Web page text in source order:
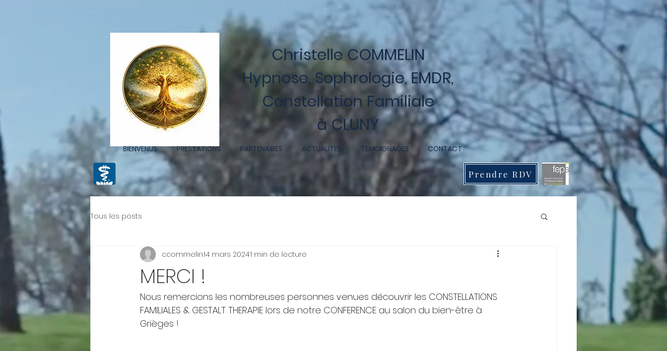
Christelle COMMELIN
Hypnose,Sophrologie,EMDR,
Constellation Familiale
à CLUNY
BIENVENUS PRESTATIONS PARTENAIRES ACTUALITES TEMOIGNAGES CONTACT
Prendre RDV
Tous les posts
MERCI !
ccommelin14 mars 20241 min de lecture
Nous remercions les nombreuses personnes venues découvrir les CONSTELLATIONS
FAMILIALES & GESTALT THERAPIE lors de notre CONFERENCE au salon du bien-être à
Grièges !